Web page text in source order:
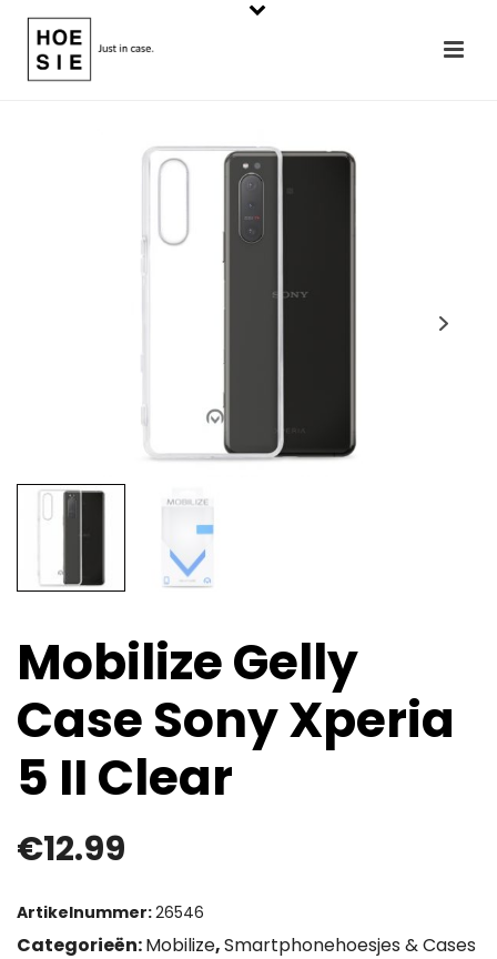
Mobilize Gelly
Case Sony Xperia
5 II Clear
€12.99
Artikelnummer:26546
Categorieën:Mobilize,Smartphonehoesjes & Cases